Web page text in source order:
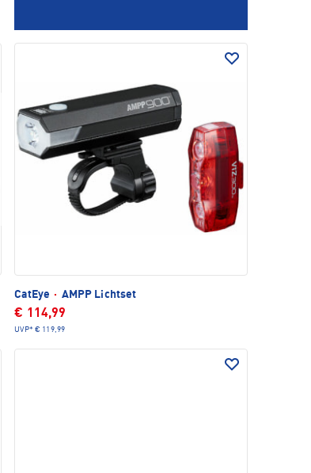
CatEye · AMPP Lichtset
€ 114,99
UVP* € 119,99